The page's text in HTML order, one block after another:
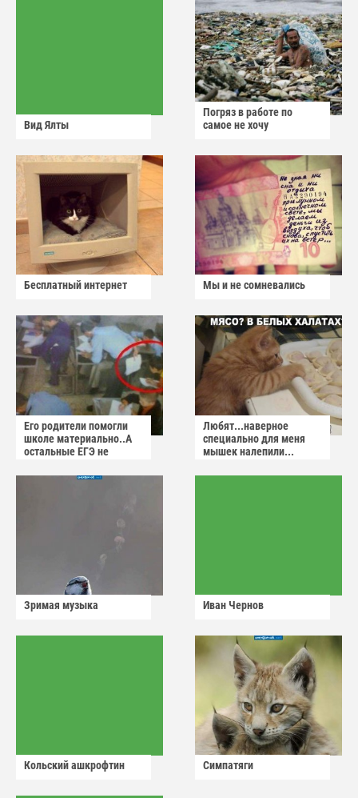
Вид Ялты
Погряз в работе по
самое не хочу
Бесплатный интернет Мы и не сомневались
Его родители помогли
школе материально..А
остальные ЕГЭ не
Любят...наверное
специально для меня
мышек налепили...
Зримая музыка Иван Чернов
Кольский ашкрофтин Симпатяги